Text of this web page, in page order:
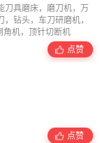
刀具磨床，磨刀机，万
钻头，车刀研磨机，
角机，顶针切断机
点赞
点赞